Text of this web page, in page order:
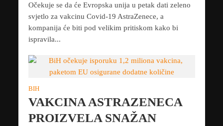
Očekuje se da će Evropska unija u petak dati zeleno
svjetlo za vakcinu Covid-19 AstraZenece, a
kompanija će biti pod velikim pritiskom kako bi
ispravila...
BIH
VAKCINA ASTRAZENECA
PROIZVELA SNAŽAN